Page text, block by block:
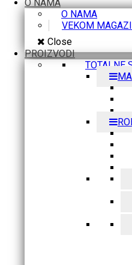
O NAMA
O NAMA
VEKOM
Close
PROIZVODI
TOTALNE